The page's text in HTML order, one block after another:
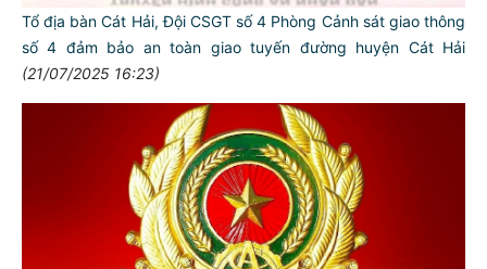
Tổ địa bàn Cát Hải, Đội CSGT số 4 Phòng Cảnh sát giao thông
số 4 đảm bảo an toàn giao tuyến đường huyện Cát Hải
(21/07/2025 16:23)